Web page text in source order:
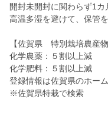
開封未開封に関わらず1カ
高温多湿を避けて、保管
【佐賀県 特別栽培農産
化学農薬：５割以上減
化学肥料：５割以上減
登録情報は佐賀県のホー
※佐賀県特栽で検索